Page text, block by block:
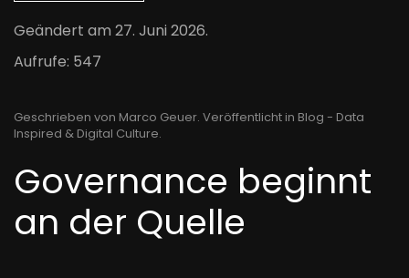
Geändert am 27. Juni 2026.
Aufrufe: 547
Geschrieben von Marco Geuer. Veröffentlicht in Blog - Data
Inspired & Digital Culture.
Governance beginnt
an der Quelle